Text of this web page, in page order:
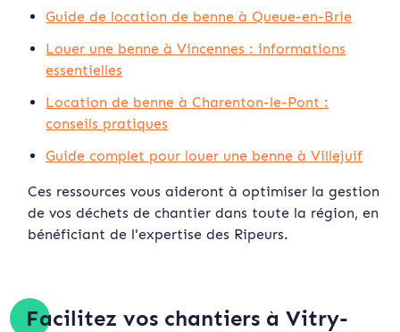
Guide de location de benne à Queue-en-Brie
Louer une benne à Vincennes : informations
essentielles
Location de benne à Charenton-le-Pont :
conseils pratiques
Guide complet pour louer une benne à Villejuif
Ces ressources vous aideront à optimiser la gestion
de vos déchets de chantier dans toute la région, en
bénéficiant de l'expertise des Ripeurs.
Facilitez vos chantiers à Vitry-